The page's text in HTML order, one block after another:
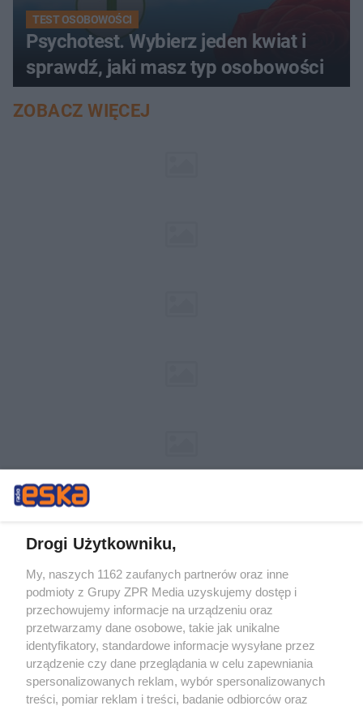
TEST OSOBOWOŚCI
Psychotest. Wybierz jeden kwiat i
sprawdź, jaki masz typ osobowości
ZOBACZ WIĘCEJ
Żaden utwór zamieszczony w serwisie nie może być powielany i
rozpowszechniany lub dalej rozpowszechniany w jakikolwiek sposób (w
tym także elektroniczny lub mechaniczny) na jakimkolwiek polu
eksploatacji w jakiejkolwiek formie, włącznie z umieszczaniem w
Internecie bez pisemnej zgody właściciela praw. Jakiekolwiek użycie lub
wykorzystanie utworów w całości lub w części z naruszeniem prawa,
tzn. bez właściwej zgody, jest zabronione pod groźbą kary i może być
ścigane prawnie.
Drogi Użytkowniku,
My, naszych 1162 zaufanych partnerów oraz inne
podmioty z Grupy ZPR Media uzyskujemy dostęp i
przechowujemy informacje na urządzeniu oraz
przetwarzamy dane osobowe, takie jak unikalne
identyfikatory, standardowe informacje wysyłane przez
urządzenie czy dane przeglądania w celu zapewniania
spersonalizowanych reklam, wybór spersonalizowanych
treści, pomiar reklam i treści, badanie odbiorców oraz